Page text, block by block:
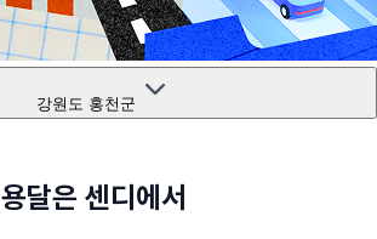
강원도 홍천군
용달은 센디에서